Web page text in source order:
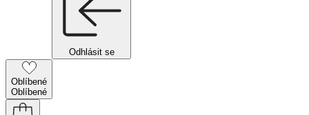
Odhlásit se
Oblíbené
Oblíbené